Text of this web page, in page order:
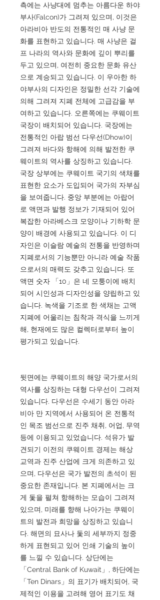
측에는 사냥대에 멈추는 아름다운 하야
부사(Falcon)가 그려져 있으며, 이것은
아라비아 반도의 전통적인 매 사냥 문
화를 표현하고 있습니다. 매 사냥은 걸
프 나라의 역사와 문화에 깊이 뿌리를
두고 있으며, 여전히 중요한 문화 유산
으로 계승되고 있습니다. 이 우아한 하
야부사의 디자인은 정밀한 선각 기술에
의해 그려져 지폐 전체에 고급감을 부
여하고 있습니다. 오른쪽에는 쿠웨이트
국장이 배치되어 있습니다. 국장에는
전통적인 아랍 범선 다우선(Dhow)이
그려져 바다와 항해에 의해 발전한 쿠
웨이트의 역사를 상징하고 있습니다.
국장 상부에는 쿠웨이트 국기의 색채를
표현한 요소가 도입되어 국가의 자부심
을 보여줍니다. 중앙 부분에는 아랍어
로 액면과 발행 정보가 기재되어 있어
복잡한 아라베스크 모양이나 기하학 문
양이 배경에 사용되고 있습니다. 이 디
자인은 이슬람 예술의 전통을 반영하며
지폐로서의 기능뿐만 아니라 예술 작품
으로서의 매력도 갖추고 있습니다. 또
액면 숫자 「10」은 네 모퉁이에 배치
되어 시인성과 디자인성을 양립하고 있
습니다. 녹색을 기조로 한 색채는 고액
지폐에 어울리는 침착과 격식을 느끼게
해, 현재에도 많은 컬렉터로부터 높이
평가되고 있습니다.
뒷면에는 쿠웨이트의 해양 국가로서의
역사를 상징하는 대형 다우선이 그려져
있습니다. 다우선은 수세기 동안 아라
비아 만 지역에서 사용되어 온 전통적
인 목조 범선으로 진주 채취, 어업, 무역
등에 이용되고 있었습니다. 석유가 발
견되기 이전의 쿠웨이트 경제는 해상
교역과 진주 산업에 크게 의존하고 있
으며, 다우선은 국가 발전의 초석이 된
중요한 존재입니다. 본 지폐에서는 크
게 돛을 펼쳐 항해하는 모습이 그려져
있으며, 미래를 향해 나아가는 쿠웨이
트의 발전과 희망을 상징하고 있습니
다. 해면의 묘사나 돛의 세부까지 정중
하게 표현되고 있어 인쇄 기술의 높이
를 느낄 수 있습니다. 상단에는
「Central Bank of Kuwait」, 하단에는
「Ten Dinars」의 표기가 배치되어, 국
제적인 이용을 고려해 영어 표기도 채